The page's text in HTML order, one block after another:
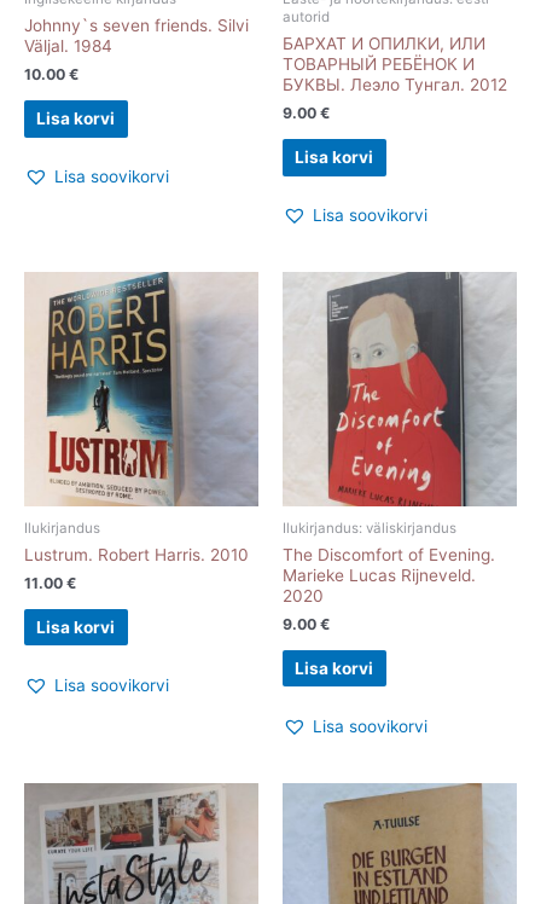
Johnny`s seven friends. Silvi
Väljal. 1984
10.00 €
Lisa korvi
Lisa soovikorvi
autorid
БАРХАТ И ОПИЛКИ, ИЛИ
ТОВАРНЫЙ РЕБЁНОК И
БУКВЫ. Леэло Тунгал. 2012
9.00 €
Lisa korvi
Lisa soovikorvi
Ilukirjandus
Lustrum. Robert Harris. 2010
11.00 €
Lisa korvi
Lisa soovikorvi
Ilukirjandus: väliskirjandus
The Discomfort of Evening.
Marieke Lucas Rijneveld.
2020
9.00 €
Lisa korvi
Lisa soovikorvi